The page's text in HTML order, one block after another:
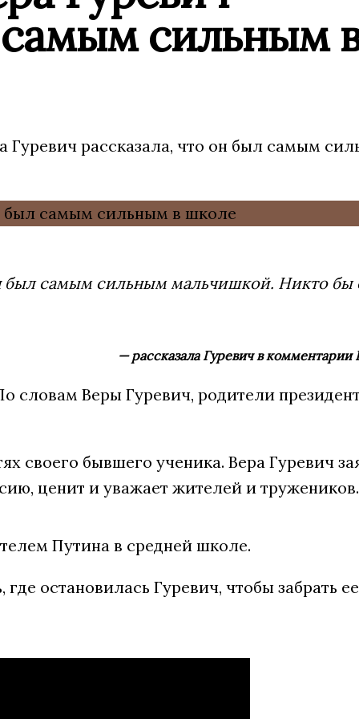
самым сильным
рассказала, что он был самым
был самым сильным мальчишкой. Никто бы
— рассказала Гуревич в комментарии
словам Веры Гуревич, родители
своего бывшего ученика. Вера Гуревич
ценит и уважает жителей и тружеников.
Путина в средней школе.
где остановилась Гуревич, чтобы забрать